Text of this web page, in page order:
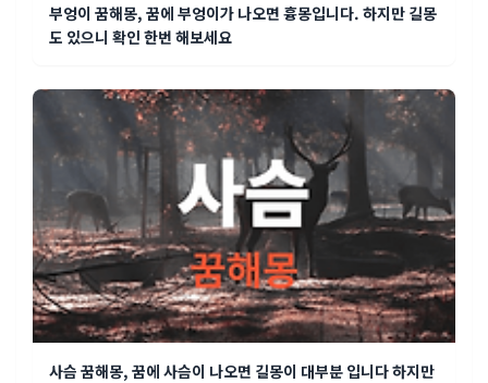
부엉이 꿈해몽, 꿈에 부엉이가 나오면 흉몽입니다. 하지만 길몽
도 있으니 확인 한번 해보세요
사슴 꿈해몽, 꿈에 사슴이 나오면 길몽이 대부분 입니다 하지만